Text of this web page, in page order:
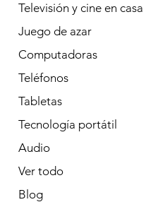
Televisión y cine en casa
Juego de azar
Computadoras
Teléfonos
Tabletas
Tecnología portátil
Audio
Ver todo
Blog